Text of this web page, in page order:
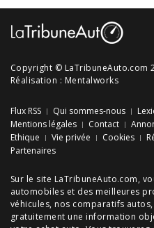
Copyright © LaTribuneAuto.com
Réalisation : Mentalworks
Flux RSS Qui sommes-nous
Mentions légales
Contact
Ethique
Vie privée Cookies
Partenaires
Sur le site LaTribuneAuto.com,
automobiles et des meilleures
véhicules, nos comparatifs autos
gratuitement une information